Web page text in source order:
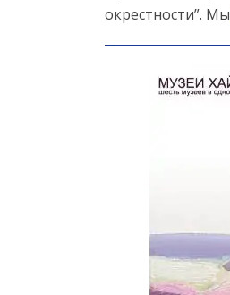
окрестности”. Мы